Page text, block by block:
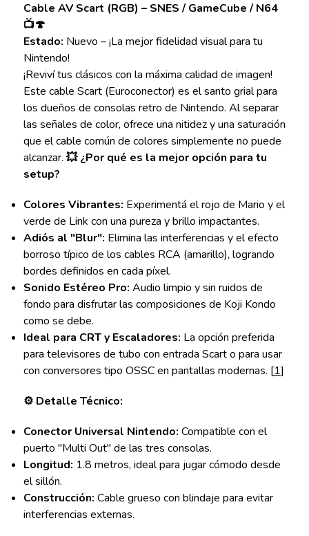
Cable AV Scart (RGB) – SNES / GameCube / N64
📺🍄
Estado: Nuevo – ¡La mejor fidelidad visual para tu
Nintendo!
¡Reviví tus clásicos con la máxima calidad de imagen!
Este cable Scart (Euroconector) es el santo grial para
los dueños de consolas retro de Nintendo. Al separar
las señales de color, ofrece una nitidez y una saturación
que el cable común de colores simplemente no puede
alcanzar. 💥 ¿Por qué es la mejor opción para tu
setup?
Colores Vibrantes: Experimentá el rojo de Mario y el
verde de Link con una pureza y brillo impactantes.
Adiós al "Blur": Elimina las interferencias y el efecto
borroso típico de los cables RCA (amarillo), logrando
bordes definidos en cada píxel.
Sonido Estéreo Pro: Audio limpio y sin ruidos de
fondo para disfrutar las composiciones de Koji Kondo
como se debe.
Ideal para CRT y Escaladores: La opción preferida
para televisores de tubo con entrada Scart o para usar
con conversores tipo OSSC en pantallas modernas. [1]
⚙️ Detalle Técnico:
Conector Universal Nintendo: Compatible con el
puerto "Multi Out" de las tres consolas.
Longitud: 1.8 metros, ideal para jugar cómodo desde
el sillón.
Construcción: Cable grueso con blindaje para evitar
interferencias externas.